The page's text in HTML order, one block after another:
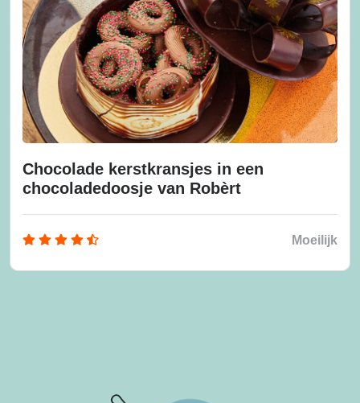
Chocolade kerstkransjes in een
chocoladedoosje van Robèrt
Moeilijk